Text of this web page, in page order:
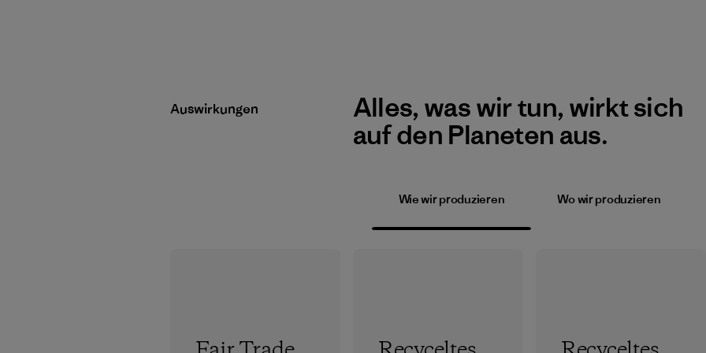
Auswirkungen
Alles, was wir tun, wirkt sich
auf den Planeten aus.
Wie wir produzieren Wo wir produzieren